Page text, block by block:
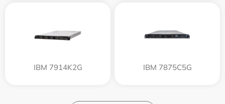
IBM 7914K2G IBM 7875C5G